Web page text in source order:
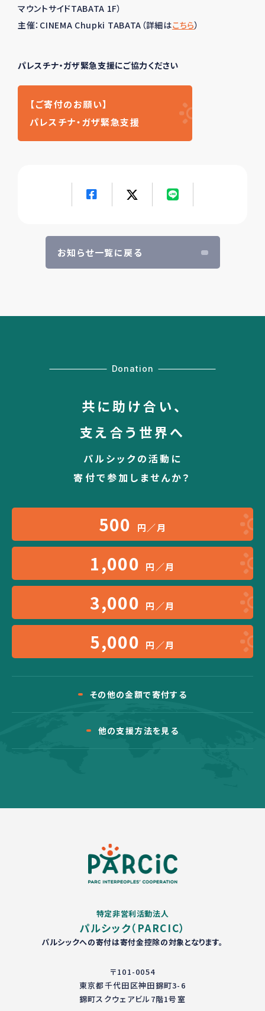
マウントサイドTABATA 1F）
主催：CINEMA Chupki TABATA（詳細はこちら）
パレスチナ・ガザ緊急支援にご協力ください
【ご寄付のお願い】
パレスチナ・ガザ緊急支援
お知らせ一覧に戻る
Donation
共に助け合い、
支え合う世界へ
パルシックの活動に
寄付で参加しませんか？
500 円／月
1,000 円／月
3,000 円／月
5,000 円／月
その他の金額で寄付する
他の支援方法を見る
特定非営利活動法人
パルシック（PARCIC）
パルシックへの寄付は寄付金控除の対象となります。
〒101-0054
東京都千代田区神田錦町3-6
錦町スクウェアビル7階1号室